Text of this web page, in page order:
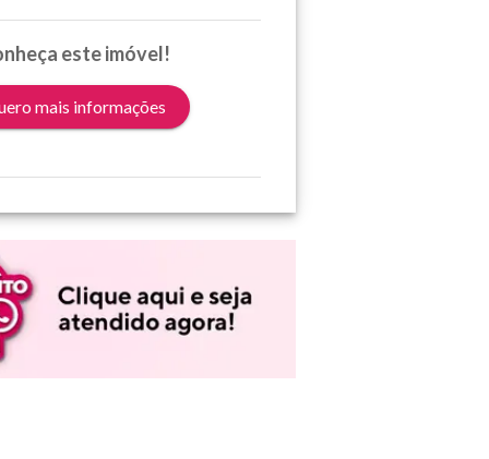
este imóvel!
mais informações